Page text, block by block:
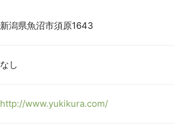
新潟県魚沼市須原1643
なし
http://www.yukikura.com/